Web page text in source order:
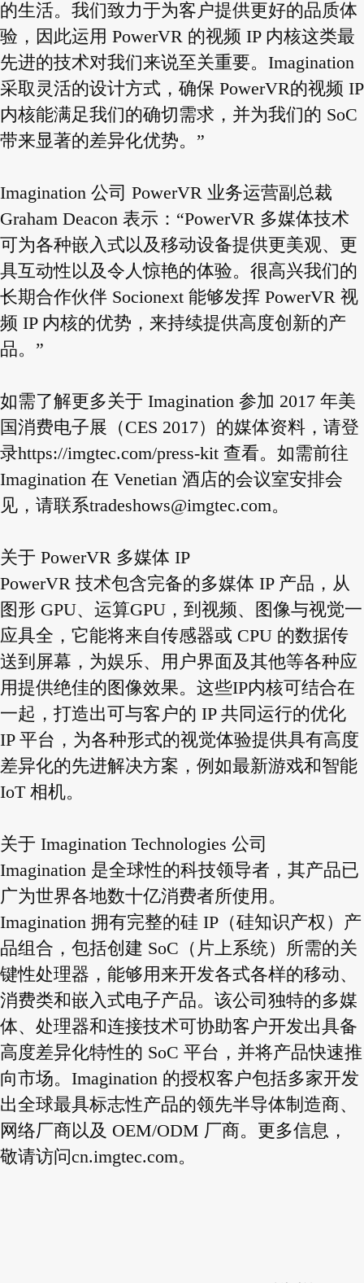
的生活。我们致力于为客户提供更好的品质体
验，因此运用 PowerVR 的视频 IP 内核这类最
先进的技术对我们来说至关重要。Imagination
采取灵活的设计方式，确保 PowerVR的视频 IP
内核能满足我们的确切需求，并为我们的 SoC
带来显著的差异化优势。”
Imagination 公司 PowerVR 业务运营副总裁
Graham Deacon 表示：“PowerVR 多媒体技术
可为各种嵌入式以及移动设备提供更美观、更
具互动性以及令人惊艳的体验。很高兴我们的
长期合作伙伴 Socionext 能够发挥 PowerVR 视
频 IP 内核的优势，来持续提供高度创新的产
品。”
如需了解更多关于 Imagination 参加 2017 年美
国消费电子展（CES 2017）的媒体资料，请登
录https://imgtec.com/press-kit 查看。如需前往
Imagination 在 Venetian 酒店的会议室安排会
见，请联系tradeshows@imgtec.com。
关于 PowerVR 多媒体 IP
PowerVR 技术包含完备的多媒体 IP 产品，从
图形 GPU、运算GPU，到视频、图像与视觉一
应具全，它能将来自传感器或 CPU 的数据传
送到屏幕，为娱乐、用户界面及其他等各种应
用提供绝佳的图像效果。这些IP内核可结合在
一起，打造出可与客户的 IP 共同运行的优化
IP 平台，为各种形式的视觉体验提供具有高度
差异化的先进解决方案，例如最新游戏和智能
IoT 相机。
关于 Imagination Technologies 公司
Imagination 是全球性的科技领导者，其产品已
广为世界各地数十亿消费者所使用。
Imagination 拥有完整的硅 IP（硅知识产权）产
品组合，包括创建 SoC（片上系统）所需的关
键性处理器，能够用来开发各式各样的移动、
消费类和嵌入式电子产品。该公司独特的多媒
体、处理器和连接技术可协助客户开发出具备
高度差异化特性的 SoC 平台，并将产品快速推
向市场。Imagination 的授权客户包括多家开发
出全球最具标志性产品的领先半导体制造商、
网络厂商以及 OEM/ODM 厂商。更多信息，
敬请访问cn.imgtec.com。